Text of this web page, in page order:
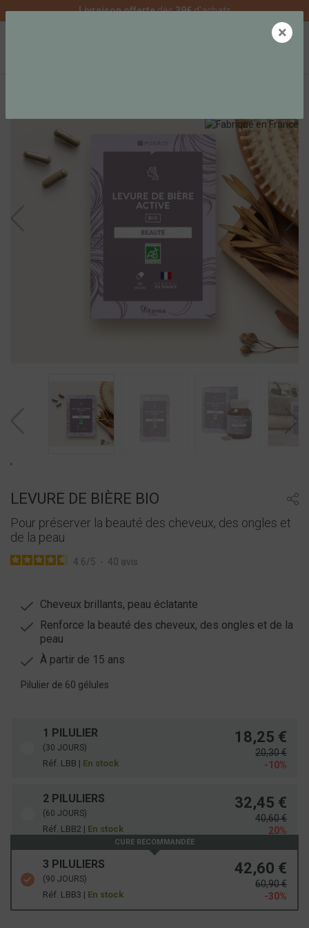
Livraison offertedès39€d'achats
LEVURE DE BIÈRE BIO
Pour préserver la beauté des cheveux, des ongles et
de la peau
4.6/5 - 40 avis
Cheveux brillants, peau éclatante
Renforce la beauté des cheveux, des ongles et de la
peau
À partir de 15 ans
Pilulier de 60 gélules
1 PILULIER
(30 JOURS)
Réf. LBB | En stock
18,25 €
20,30 €
-10%
2 PILULIERS
(60 JOURS)
Réf. LBB2 | En stock
32,45 €
40,60 €
20%
CURE RECOMMANDÉE
3 PILULIERS
(90 JOURS)
Réf. LBB3 | En stock
42,60 €
60,90 €
-30%
,
×